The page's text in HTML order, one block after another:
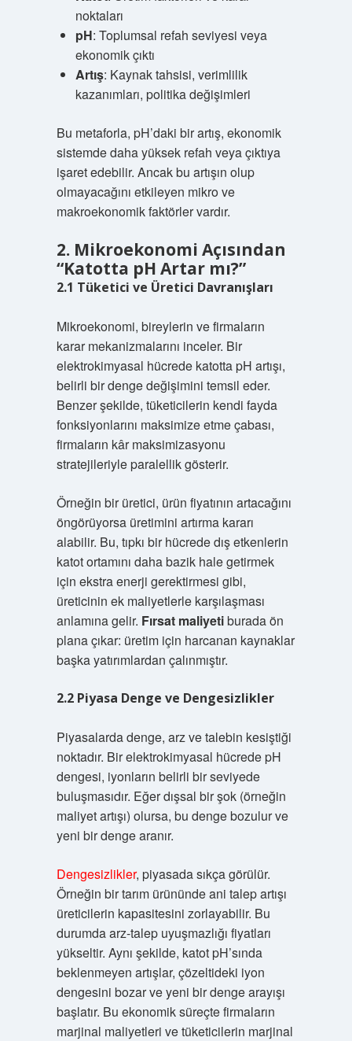
noktaları
pH: Toplumsal refah seviyesi veya
ekonomik çıktı
Artış: Kaynak tahsisi, verimlilik
kazanımları, politika değişimleri
Bu metaforla, pH’daki bir artış, ekonomik
sistemde daha yüksek refah veya çıktıya
işaret edebilir. Ancak bu artışın olup
olmayacağını etkileyen mikro ve
makroekonomik faktörler vardır.
2. Mikroekonomi Açısından
“Katotta pH Artar mı?”
2.1 Tüketici ve Üretici Davranışları
Mikroekonomi, bireylerin ve firmaların
karar mekanizmalarını inceler. Bir
elektrokimyasal hücrede katotta pH artışı,
belirli bir denge değişimini temsil eder.
Benzer şekilde, tüketicilerin kendi fayda
fonksiyonlarını maksimize etme çabası,
firmaların kâr maksimizasyonu
stratejileriyle paralellik gösterir.
Örneğin bir üretici, ürün fiyatının artacağını
öngörüyorsa üretimini artırma kararı
alabilir. Bu, tıpkı bir hücrede dış etkenlerin
katot ortamını daha bazik hale getirmek
için ekstra enerji gerektirmesi gibi,
üreticinin ek maliyetlerle karşılaşması
anlamına gelir. Fırsat maliyetiburada ön
plana çıkar: üretim için harcanan kaynaklar
başka yatırımlardan çalınmıştır.
2.2 Piyasa Denge ve Dengesizlikler
Piyasalarda denge, arz ve talebin kesiştiği
noktadır. Bir elektrokimyasal hücrede pH
dengesi, iyonların belirli bir seviyede
buluşmasıdır. Eğer dışsal bir şok (örneğin
maliyet artışı) olursa, bu denge bozulur ve
yeni bir denge aranır.
Dengesizlikler, piyasada sıkça görülür.
Örneğin bir tarım ürününde ani talep artışı
üreticilerin kapasitesini zorlayabilir. Bu
durumda arz-talep uyuşmazlığı fiyatları
yükseltir. Aynı şekilde, katot pH’sında
beklenmeyen artışlar, çözeltideki iyon
dengesini bozar ve yeni bir denge arayışı
başlatır. Bu ekonomik süreçte firmaların
marjinal maliyetleri ve tüketicilerin marjinal